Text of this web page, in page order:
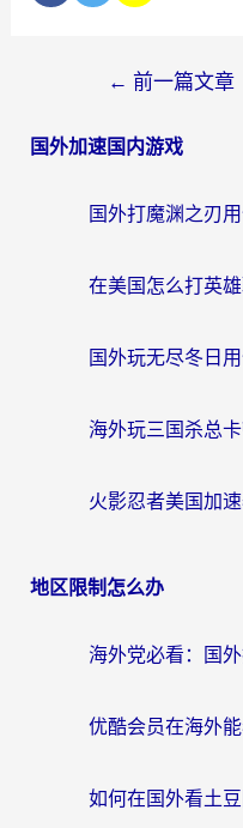
← 前一篇文章
国外加速国内游戏
地区限制怎么办